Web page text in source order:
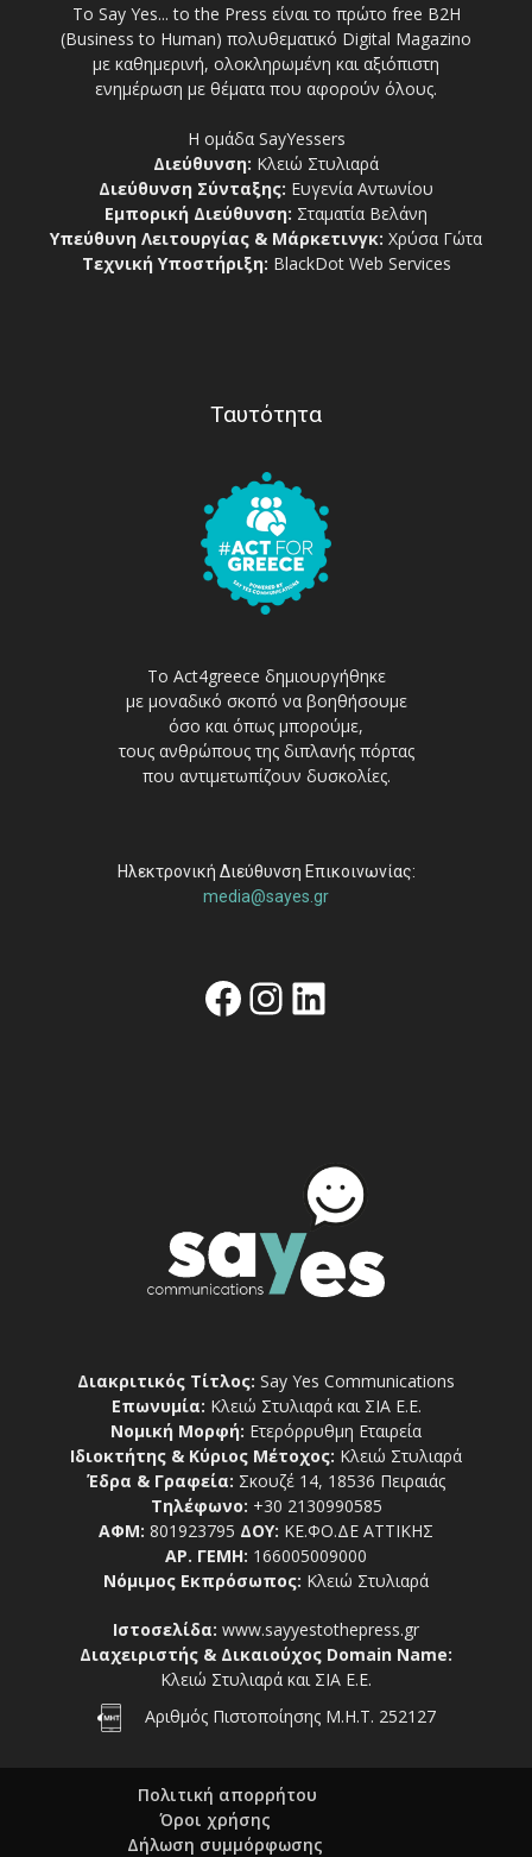
Το Say Yes... to the Press είναι το πρώτο free Β2Η
(Business to Human) πολυθεματικό Digital Magazino
με καθημερινή, ολοκληρωμένη και αξιόπιστη
ενημέρωση με θέματα που αφορούν όλους.
Η ομάδα SayYessers
Διεύθυνση: Κλειώ Στυλιαρά
Διεύθυνση Σύνταξης: Ευγενία Αντωνίου
Εμπορική Διεύθυνση: Σταματία Βελάνη
Υπεύθυνη Λειτουργίας & Μάρκετινγκ: Χρύσα Γώτα
Τεχνική Υποστήριξη: BlackDot Web Services
Ταυτότητα
Το Act4greece δημιουργήθηκε
με μοναδικό σκοπό να βοηθήσουμε
όσο και όπως μπορούμε,
τους ανθρώπους της διπλανής πόρτας
που αντιμετωπίζουν δυσκολίες.
Ηλεκτρονική Διεύθυνση Επικοινωνίας:
media@sayes.gr
Facebook
Instagram
Linkedin
Διακριτικός Τίτλος: Say Yes Communications
Επωνυμία: Κλειώ Στυλιαρά και ΣΙΑ Ε.Ε.
Νομική Μορφή: Ετερόρρυθμη Εταιρεία
Ιδιοκτήτης & Κύριος Μέτοχος: Κλειώ Στυλιαρά
Έδρα & Γραφεία: Σκουζέ 14, 18536 Πειραιάς
Τηλέφωνο: +30 2130990585
ΑΦΜ: 801923795 ΔΟΥ: ΚΕ.ΦΟ.ΔΕ ΑΤΤΙΚΗΣ
ΑΡ. ΓΕΜΗ: 166005009000
Νόμιμος Εκπρόσωπος: Κλειώ Στυλιαρά
Ιστοσελίδα: www.sayyestothepress.gr
Διαχειριστής & Δικαιούχος Domain Name:
Κλειώ Στυλιαρά και ΣΙΑ Ε.Ε.
Αριθμός Πιστοποίησης Μ.Η.Τ. 252127
Πολιτική απορρήτου
Όροι χρήσης
Δήλωση συμμόρφωσης